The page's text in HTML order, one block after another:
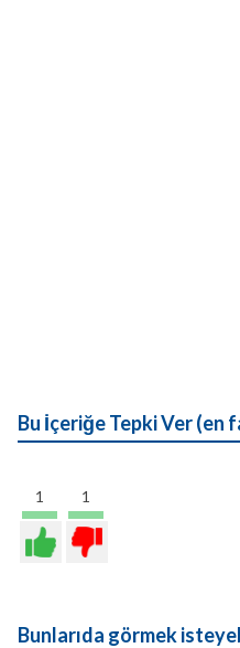
Bu İçeriğe Tepki Ver (en
1 1
Bunlarıda görmek